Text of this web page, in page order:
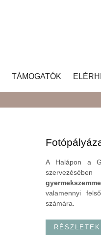
TÁMOGATÓK
A Halápon a
szervezésében
valamennyi
számára.
RÉSZLETEK